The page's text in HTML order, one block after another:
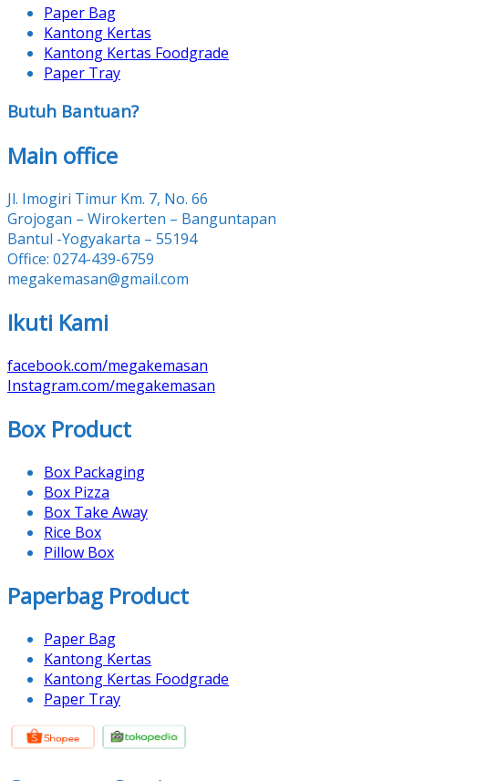
Paper Bag
Kantong Kertas
Kantong Kertas Foodgrade
Paper Tray
Butuh Bantuan?
Main office
Jl. Imogiri Timur Km. 7, No. 66
Grojogan – Wirokerten – Banguntapan
Bantul -Yogyakarta – 55194
Office: 0274-439-6759
megakemasan@gmail.com
Ikuti Kami
facebook.com/megakemasan
Instagram.com/megakemasan
Box Product
Box Packaging
Box Pizza
Box Take Away
Rice Box
Pillow Box
Paperbag Product
Paper Bag
Kantong Kertas
Kantong Kertas Foodgrade
Paper Tray